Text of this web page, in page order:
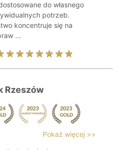
do własnego
potrzeb.
koncentruje się na
...
Rzeszów
Pokaż więcej >>